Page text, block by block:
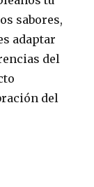
sabores,
adaptar
del
del